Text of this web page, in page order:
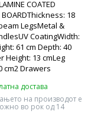
COATED
BOARDThickness: 18
LegsMetal &
CoatingWidth:
61 cm Depth: 40
Height: 13 cmLeg
cm2 Drawers
достава
на производот е
во рок од 14